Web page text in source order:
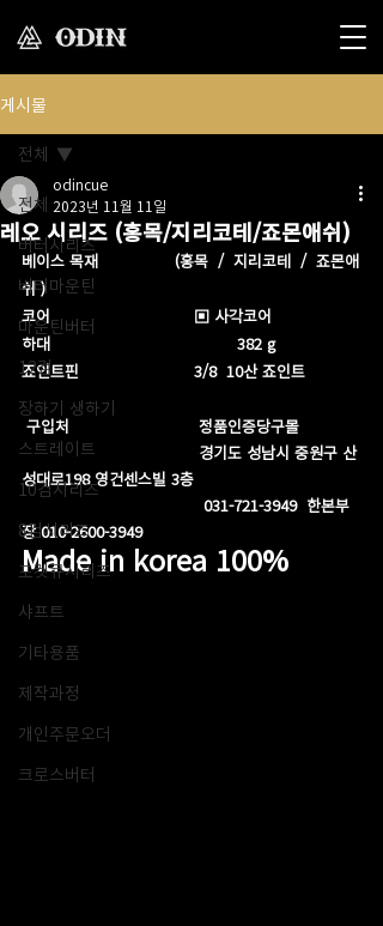
게시물
전체
버터시리즈
버터마운틴
마운틴버터
12검
장하기 생하기
스트레이트
10검시리즈
8검시리즈
포켓큐시리즈
샤프트
기타용품
제작과정
개인주문오더
크로스버터
전체
레오 시리즈 (홍목/지리코테/죠몬애쉬)
odincue
2023년 11월 11일
베이스 목재                (홍목  /  지리코테  /  죠몬애
쉬 )
코어                              ▣ 사각코어
하대                                       382 g
죠인트핀                        3/8  10산 죠인트
구입처                           정품인증당구몰
경기도 성남시 중원구 산
성대로198 영건센스빌 3층
031-721-3949  한본부
장 010-2600-3949
Made in korea 100%